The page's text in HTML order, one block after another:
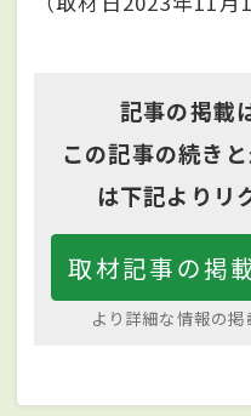
記事の掲載
この記事の続き
は下記よりリ
取材記事の掲
より詳細な情報の